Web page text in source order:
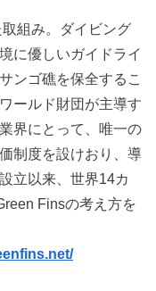
組み。ダイビング
に優しいガイドライ
ンゴ礁を保全するこ
ールド財団が主導す
界にとって、唯一の
制度を設けおり、導
立以来、世界14カ
Finsの考え方を